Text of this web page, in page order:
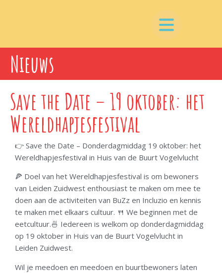
Nieuws
Save the Date – 19 oktober: het
Wereldhapjesfestival
👉 Save the Date – Donderdagmiddag 19 oktober: het
Wereldhapjesfestival in Huis van de Buurt Vogelvlucht
🍕 Doel van het Wereldhapjesfestival is om bewoners
van Leiden Zuidwest enthousiast te maken om mee te
doen aan de activiteiten van BuZz en Incluzio en kennis
te maken met elkaars cultuur. 🍴 We beginnen met de
eetcultuur.🍜 Iedereen is welkom op donderdagmiddag
op 19 oktober in Huis van de Buurt Vogelvlucht in
Leiden Zuidwest.
Wil je meedoen en meedoen en buurtbewoners laten